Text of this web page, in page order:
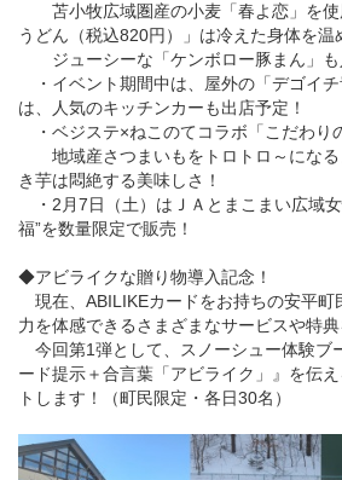
苫小牧広域圏産の小麦「春よ恋」を使
うどん（税込820円）」は冷えた身体を温
ジューシーな「ケンボロー豚まん」も
・イベント期間中は、屋外の「デゴイ
は、人気のキッチンカーも出店予定！
・ベジステ×ねこのてコラボ「こだわり
地域産さつまいもをトロトロ～になる
き芋は悶絶する美味しさ！
・2月7日（土）はＪＡとまこまい広域
福”を数量限定で販売！
◆アビライクな贈り物導入記念！
現在、ABILIKEカードをお持ちの安平町
力を体感できるさまざまなサービスや特典
今回第1弾として、スノーシュー体験ブ
ード提示＋合言葉「アビライク」』を伝
トします！（町民限定・各日30名）